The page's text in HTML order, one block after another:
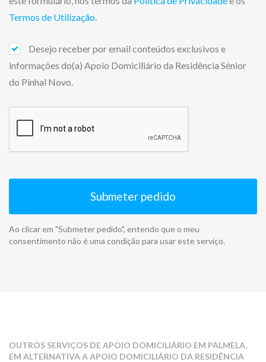
Termos de Utilização.
Desejo receber por email conteúdos exclusivos e
informações do(a) Apoio Domiciliário da Residência Sénior
do Pinhal Novo.
Submeter pedido
Ao clicar em "Submeter pedido", entendo que o meu
consentimento não é uma condição para usar este serviço.
OUTROS SERVIÇOS DE APOIO DOMICILIÁRIO EM PALMELA,
EM ALTERNATIVA A APOIO DOMICILIÁRIO DA RESIDÊNCIA